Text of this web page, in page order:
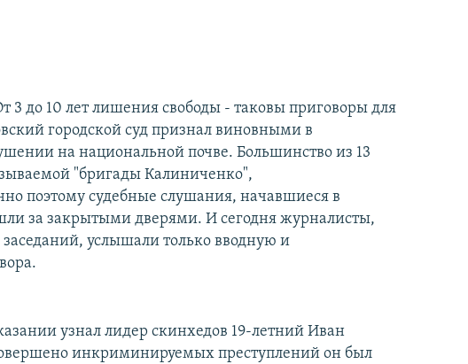
3 до 10 лет лишения свободы - таковы приговоры для
городской суд признал виновными в
на национальной почве. Большинство из 13
"бригады Калиниченко",
поэтому судебные слушания, начавшиеся в
за закрытыми дверями. И сегодня журналисты,
услышали только вводную и
узнал лидер скинхедов 19-летний Иван
инкриминируемых преступлений он был